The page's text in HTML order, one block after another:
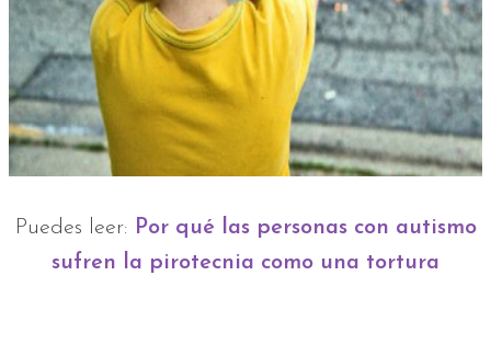
Puedes leer: Por qué las personas con autismo
sufren la pirotecnia como una tortura